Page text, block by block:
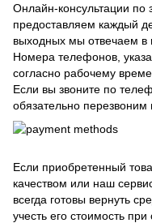
Онлайн-консультации по
предоставляем каждый
выходных мы отвечаем в
Номера телефонов,
согласно рабочему
Если вы звоните по
обязательно
Если приобретенный
качеством или наш
всегда готовы вернуть
учесть его стоимость